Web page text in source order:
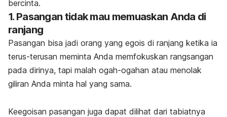
bercinta.
1. Pasangan tidak mau memuaskan Anda di
ranjang
Pasangan bisa jadi orang yang egois di ranjang ketika ia
terus-terusan meminta Anda memfokuskan rangsangan
pada dirinya, tapi malah ogah-ogahan atau menolak
giliran Anda minta hal yang sama.
Keegoisan pasangan juga dapat dilihat dari tabiatnya